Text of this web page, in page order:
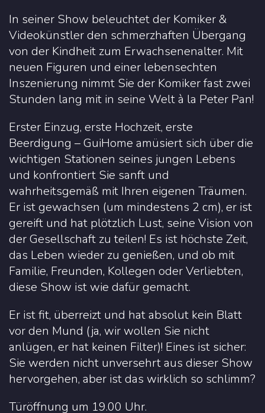
In seiner Show beleuchtet der Komiker &
Videokünstler den schmerzhaften Übergang
von der Kindheit zum Erwachsenenalter. Mit
neuen Figuren und einer lebensechten
Inszenierung nimmt Sie der Komiker fast zwei
Stunden lang mit in seine Welt à la Peter Pan!
Erster Einzug, erste Hochzeit, erste
Beerdigung – GuiHome amüsiert sich über die
wichtigen Stationen seines jungen Lebens
und konfrontiert Sie sanft und
wahrheitsgemäß mit Ihren eigenen Träumen.
Er ist gewachsen (um mindestens 2 cm), er ist
gereift und hat plötzlich Lust, seine Vision von
der Gesellschaft zu teilen! Es ist höchste Zeit,
das Leben wieder zu genießen, und ob mit
Familie, Freunden, Kollegen oder Verliebten,
diese Show ist wie dafür gemacht.
Er ist fit, überreizt und hat absolut kein Blatt
vor den Mund (ja, wir wollen Sie nicht
anlügen, er hat keinen Filter)! Eines ist sicher:
Sie werden nicht unversehrt aus dieser Show
hervorgehen, aber ist das wirklich so schlimm?
Türöffnung um 19.00 Uhr.